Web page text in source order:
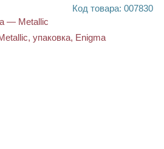
Код товара: 007830